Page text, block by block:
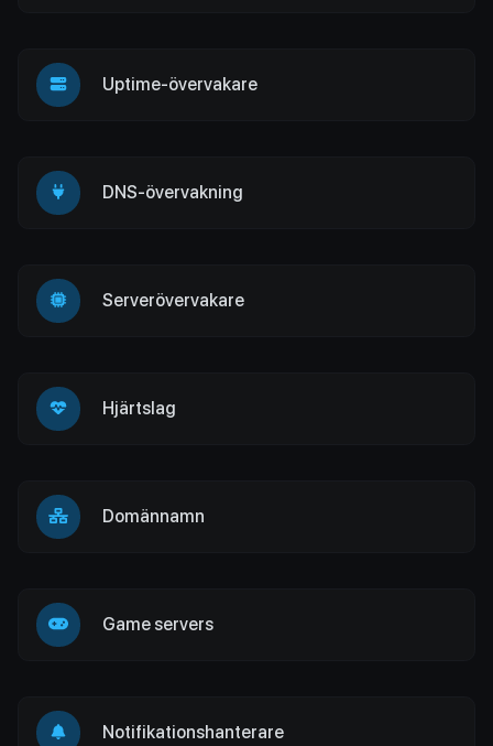
Uptime-övervakare
DNS-övervakning
Serverövervakare
Hjärtslag
Domännamn
Game servers
Notifikationshanterare